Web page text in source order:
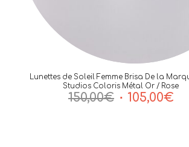
Lunettes de Soleil Femme Brisa De la
Studios Coloris Métal Or / Rose
150,00€ Le105,00€Le